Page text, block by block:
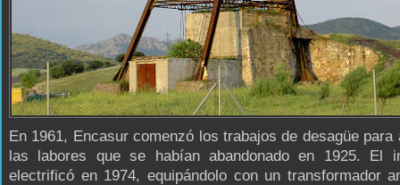
En 1961, Encasur comenzó los trabajos de desagüe para
las labores que se habían abandonado en 1925. El
electrificó en 1974, equipándolo con un transformador